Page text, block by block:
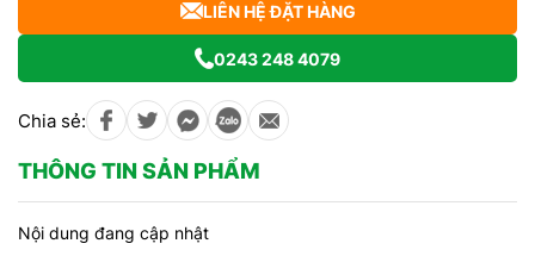
LIÊN HỆ ĐẶT HÀNG
0243 248 4079
Chia sẻ:
THÔNG TIN SẢN PHẨM
Nội dung đang cập nhật